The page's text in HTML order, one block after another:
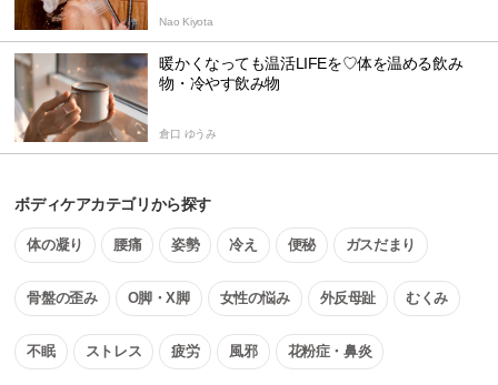
Nao Kiyota
暖かくなっても温活LIFEを♡体を温める飲み
物・冷やす飲み物
倉口 ゆうみ
ボディケアカテゴリから探す
体の凝り 腰痛 姿勢 冷え 便秘 ガスだまり
骨盤の歪み O脚・X脚 女性の悩み 外反母趾 むくみ
不眠 ストレス 疲労 風邪 花粉症・鼻炎